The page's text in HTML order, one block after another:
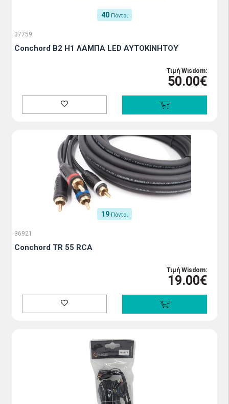
40 Πόντοι
37759
Conchord B2 H1 ΛΑΜΠΑ LED ΑΥΤΟΚΙΝΗΤΟΥ
Τιμή Wisdom:
50.00€
19 Πόντοι
36921
Conchord TR 55 RCA
Τιμή Wisdom:
19.00€